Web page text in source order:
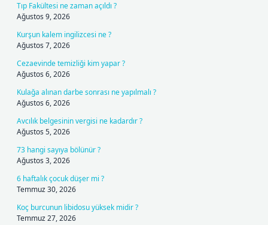
Tıp Fakültesi ne zaman açıldı ?
Ağustos 9, 2026
Kurşun kalem ingilizcesi ne ?
Ağustos 7, 2026
Cezaevinde temizliği kim yapar ?
Ağustos 6, 2026
Kulağa alınan darbe sonrası ne yapılmalı ?
Ağustos 6, 2026
Avcılık belgesinin vergisi ne kadardır ?
Ağustos 5, 2026
73 hangi sayıya bölünür ?
Ağustos 3, 2026
6 haftalık çocuk düşer mi ?
Temmuz 30, 2026
Koç burcunun libidosu yüksek midir ?
Temmuz 27, 2026